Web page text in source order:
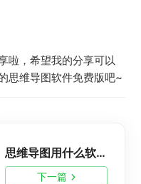
啦，希望我的分享可以
思维导图软件免费版吧~
下一篇
思维导图用什么软件做？分享六款好用思维导图工具